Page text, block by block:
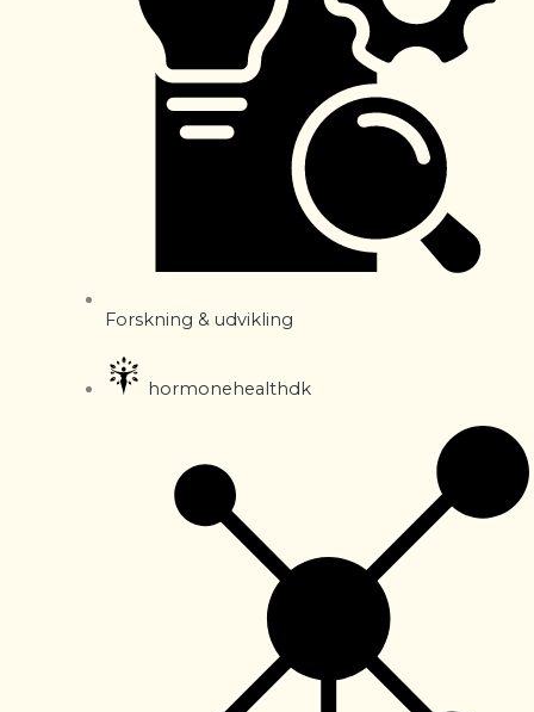
Forskning & udvikling
hormonehealthdk